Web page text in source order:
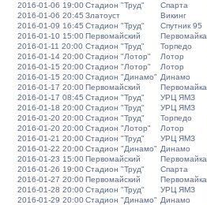
2016-01-06 19:00Стадион "Труд" Спарта
2016-01-06 20:45 Златоуст Викинг
2016-01-09 16:45 Стадион "Труд" Спутник 95
2016-01-10 15:00Первомайский Первомайка
2016-01-11 20:00 Стадион "Труд" Торпедо
2016-01-14 20:00Стадион "Лотор" Лотор
2016-01-15 20:00Стадион "Лотор" Лотор
2016-01-15 20:00Стадион "Динамо" Динамо
2016-01-17 20:00Первомайский Первомайка
2016-01-17 08:45 Стадион "Труд" УРЦ ЯМЗ
2016-01-18 20:00Стадион "Труд" УРЦ ЯМЗ
2016-01-20 20:00Стадион "Труд" Торпедо
2016-01-20 20:00Стадион "Лотор" Лотор
2016-01-21 20:00Стадион "Труд" УРЦ ЯМЗ
2016-01-22 20:00Стадион "Динамо" Динамо
2016-01-23 15:00Первомайский Первомайка
2016-01-26 19:00Стадион "Труд" Спарта
2016-01-27 20:00Первомайский Первомайка
2016-01-28 20:00Стадион "Труд" УРЦ ЯМЗ
2016-01-29 20:00Стадион "Динамо" Динамо